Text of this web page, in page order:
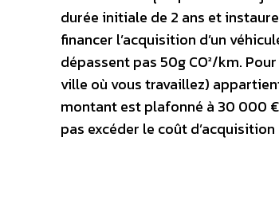
durée initiale de 2 ans et
financer l’acquisition d’un
dépassent pas 50g CO²/km.
ville où vous travaillez)
montant est plafonné à 30 000 €
pas excéder le coût